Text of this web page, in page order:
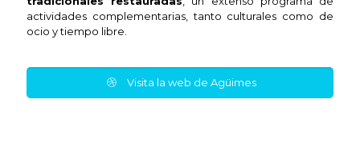
actividades complementarias, tanto culturales como de
ocio y tiempo libre.
Visita la web de Agüimes